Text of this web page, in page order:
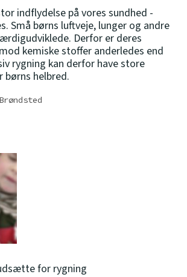
indflydelse på vores sundhed -
Små børns luftveje, lunger og andre
Derfor er deres
kemiske stoffer anderledes end
rygning kan derfor have store
børns helbred.
for rygning